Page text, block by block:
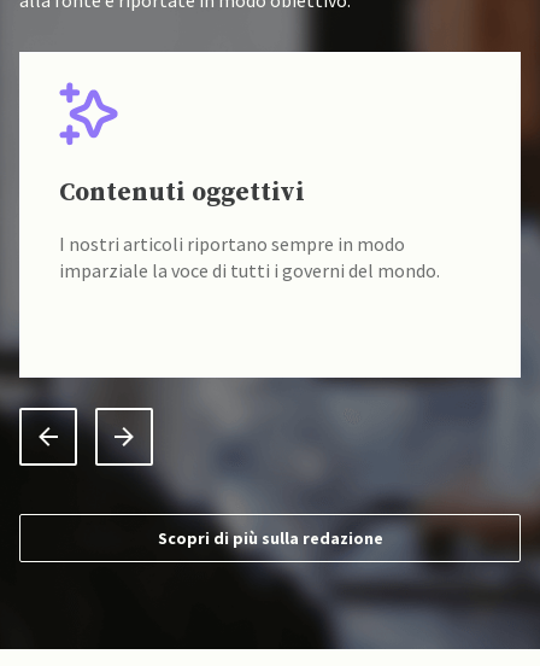
Contenuti oggettivi
I nostri articoli riportano sempre in modo
imparziale la voce di tutti i governi del mondo.
Scopri di più sulla redazione